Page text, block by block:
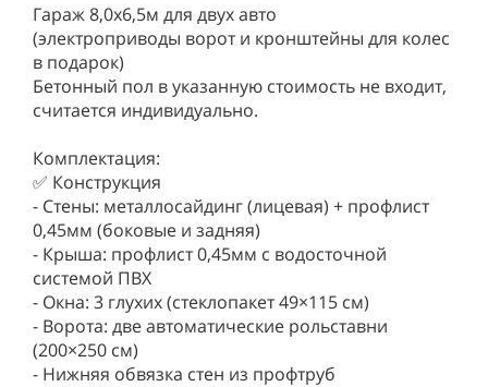
Гараж 8,0х6,5м для двух авто
(электроприводы ворот и кронштейны для колес
в подарок)
Бетонный пол в указанную стоимость не входит,
считается индивидуально.
Комплектация:
✅ Конструкция
- Стены: металлосайдинг (лицевая) + профлист
0,45мм (боковые и задняя)
- Крыша: профлист 0,45мм с водосточной
системой ПВХ
- Окна: 3 глухих (стеклопакет 49×115 см)
- Ворота: две автоматические рольставни
(200×250 см)
- Нижняя обвязка стен из профтруб